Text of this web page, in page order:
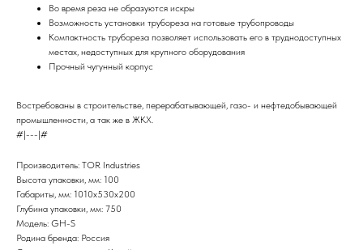
Во время реза не образуются искры
Возможность установки трубореза на готовые трубопроводы
Компактность трубореза позволяет использовать его в труднодоступных
местах, недоступных для крупного оборудования
Прочный чугунный корпус
Востребованы в строительстве, перерабатывающей, газо- и нефтедобывающей
промышленности, а так же в ЖКХ.
#|---|#
Производитель: TOR Industries
Высота упаковки, мм: 100
Габариты, мм: 1010х530х200
Глубина упаковки, мм: 750
Модель: GH-S
Родина бренда: Россия